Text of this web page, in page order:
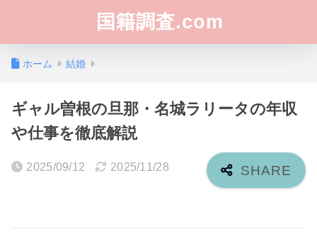
国籍調査.com
ホーム 結婚
ギャル曽根の旦那・名城ラリータの年収
や仕事を徹底解説
2025/09/12 2025/11/28